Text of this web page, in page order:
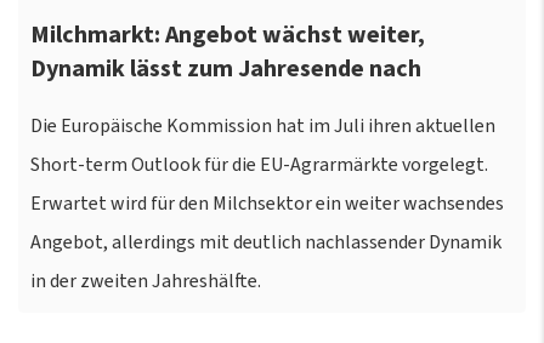
Milchmarkt: Angebot wächst weiter,
Dynamik lässt zum Jahresende nach
Die Europäische Kommission hat im Juli ihren aktuellen
Short-term Outlook für die EU-Agrarmärkte vorgelegt.
Erwartet wird für den Milchsektor ein weiter wachsendes
Angebot, allerdings mit deutlich nachlassender Dynamik
in der zweiten Jahreshälfte.